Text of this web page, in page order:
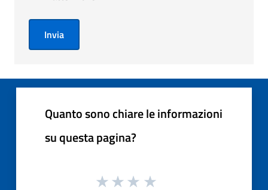
Invia
Quanto sono chiare le informazioni
su questa pagina?